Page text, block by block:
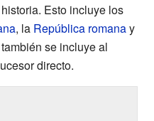
Esto incluye los
, la República romanay
se incluye al
directo.